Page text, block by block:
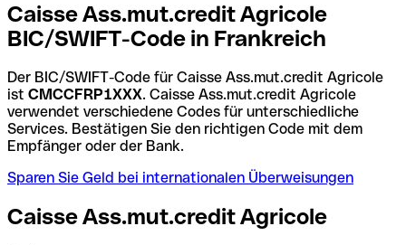
Caisse Ass.mut.credit Agricole
BIC/SWIFT-Code in Frankreich
Der BIC/SWIFT-Code für Caisse Ass.mut.credit Agricole
ist CMCCFRP1XXX. Caisse Ass.mut.credit Agricole
verwendet verschiedene Codes für unterschiedliche
Services. Bestätigen Sie den richtigen Code mit dem
Empfänger oder der Bank.
Sparen Sie Geld bei internationalen Überweisungen
Caisse Ass.mut.credit Agricole